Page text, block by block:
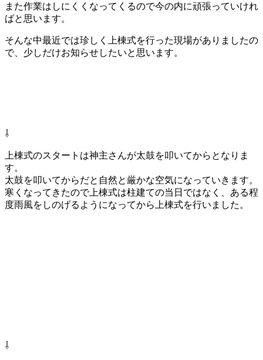
また作業はしにくくなってくるので今の内に頑張っていけれ
ばと思います。
そんな中最近では珍しく上棟式を行った現場がありましたの
で、少しだけお知らせしたいと思います。
⇩
上棟式のスタートは神主さんが太鼓を叩いてからとなりま
す。
太鼓を叩いてからだと自然と厳かな空気になっていきます。
寒くなってきたので上棟式は柱建ての当日ではなく、ある程
度雨風をしのげるようになってから上棟式を行いました。
⇩